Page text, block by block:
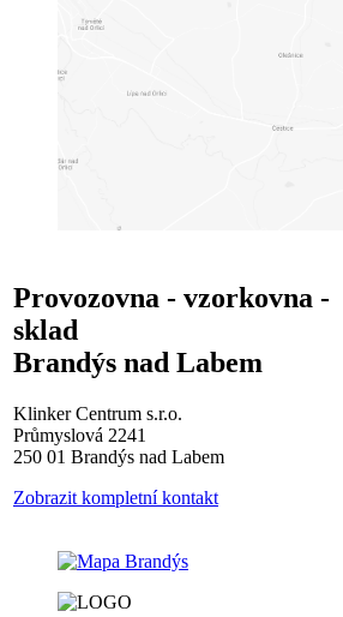
Provozovna - vzorkovna -
sklad
Brandýs nad Labem
Klinker Centrum s.r.o.
Průmyslová 2241
250 01 Brandýs nad Labem
Zobrazit kompletní kontakt